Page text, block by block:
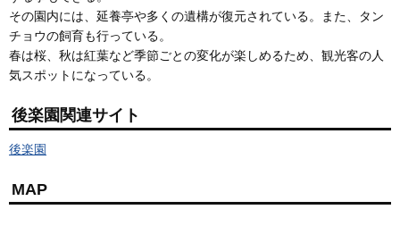
その園内には、延養亭や多くの遺構が復元されている。また、タン
チョウの飼育も行っている。
春は桜、秋は紅葉など季節ごとの変化が楽しめるため、観光客の人
気スポットになっている。
後楽園関連サイト
後楽園
MAP